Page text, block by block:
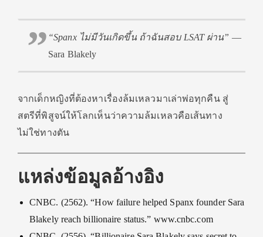
“Spanx ไม่มีวันเกิดขึ้น ถ้าฉันสอบ LSAT ผ่าน” —
Sara Blakely
จากเด็กหญิงที่ต้องหาเรื่องล้มเหลวมาเล่าพ่อทุกคืน สู่
สตรีที่พิสูจน์ให้โลกเห็นว่าความล้มเหลวคือเส้นทาง
ไม่ใช่ทางตัน
แหล่งข้อมูลอ้างอิง
CNBC. (2562). “How failure helped Spanx founder Sara
Blakely reach billionaire status.” www.cnbc.com